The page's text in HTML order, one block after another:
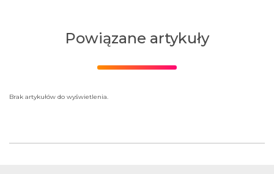
Powiązane artykuły
Brak artykułów do wyświetlenia.